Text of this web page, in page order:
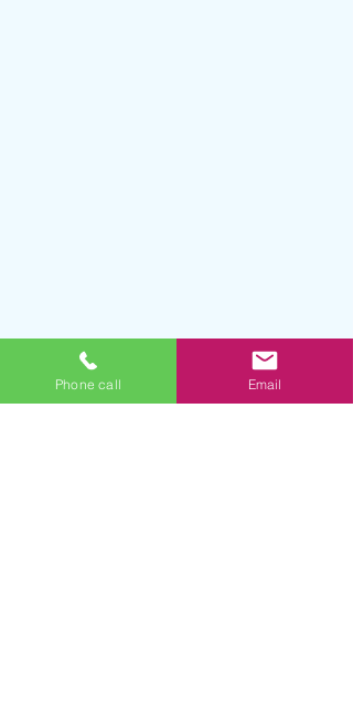
Phone call Email